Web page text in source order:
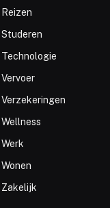
Reizen
Studeren
Technologie
Vervoer
Verzekeringen
Wellness
Werk
Wonen
Zakelijk